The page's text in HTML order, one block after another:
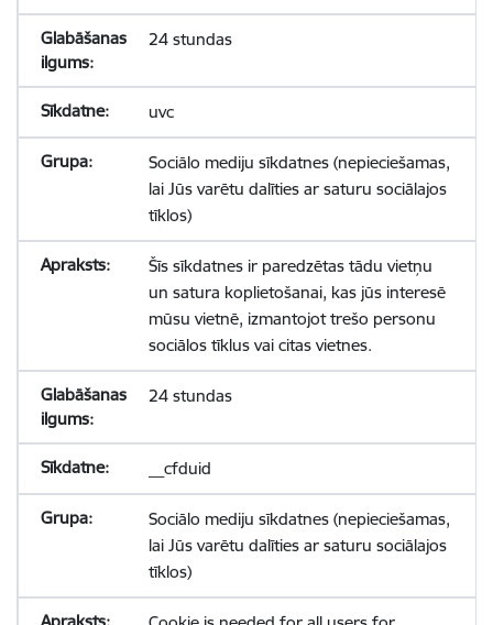
24 stundas
uvc
Sociālo mediju sīkdatnes (nepieciešamas,
lai Jūs varētu dalīties ar saturu sociālajos
tīklos)
Šīs sīkdatnes ir paredzētas tādu vietņu
un satura koplietošanai, kas jūs interesē
mūsu vietnē, izmantojot trešo personu
sociālos tīklus vai citas vietnes.
24 stundas
__cfduid
Sociālo mediju sīkdatnes (nepieciešamas,
lai Jūs varētu dalīties ar saturu sociālajos
tīklos)